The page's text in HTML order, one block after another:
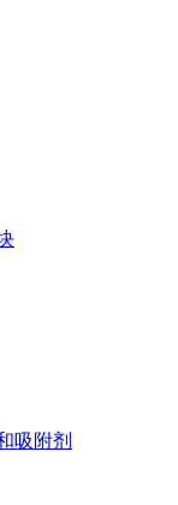
吸附剂